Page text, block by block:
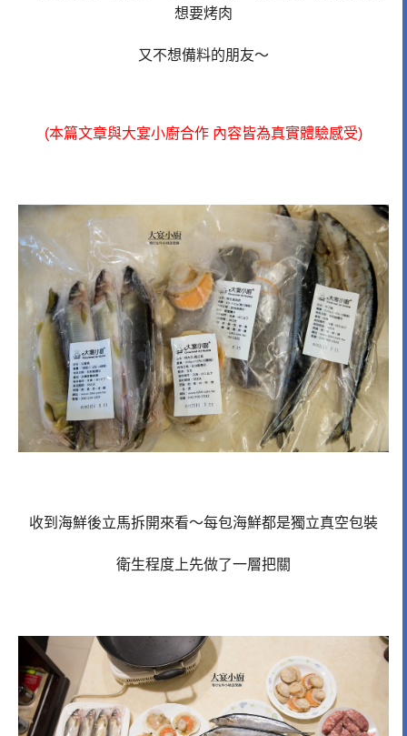
想要烤肉
又不想備料的朋友～
(本篇文章與大宴小廚合作 內容皆為真實體驗感受)
收到海鮮後立馬拆開來看～每包海鮮都是獨立真空包裝
衛生程度上先做了一層把關